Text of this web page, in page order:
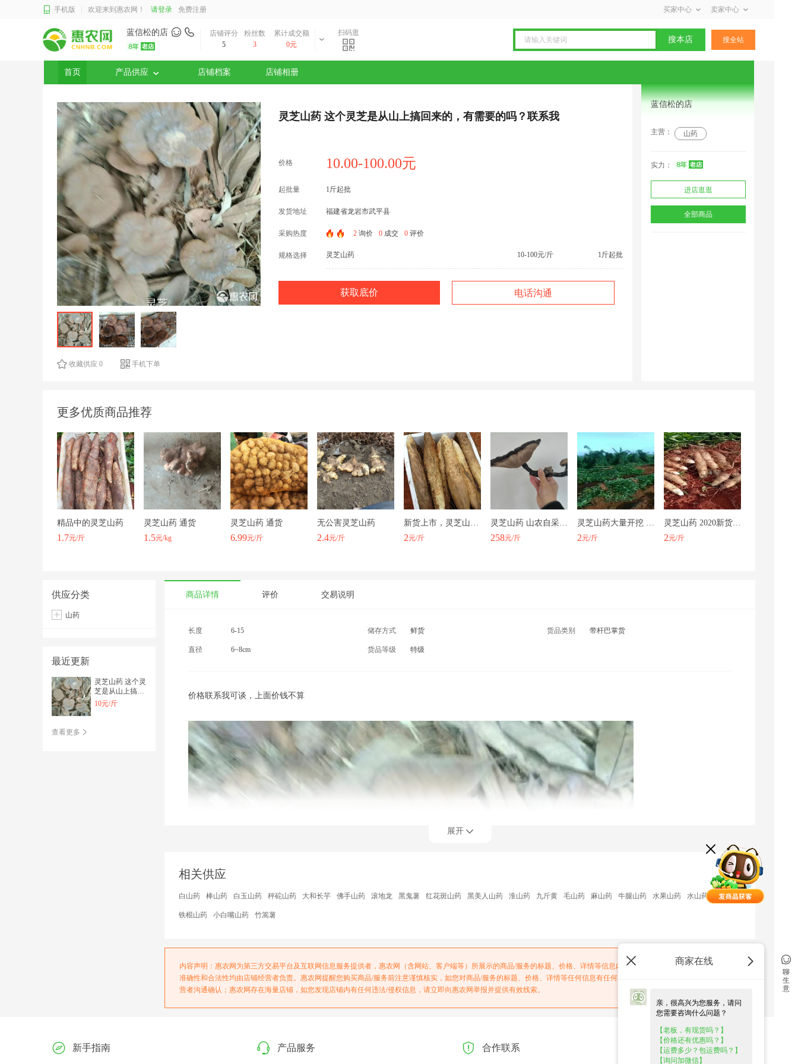
手机版 欢迎来到惠农网！ 请登录 免费注册 买家中心 卖家中心
蓝信松的店
店铺评分
5
粉丝数
3
累计成交额
0元
扫码逛
搜本店 搜全站
首页 产品供应 店铺档案 店铺相册
收藏供应 0 手机下单
灵芝山药 这个灵芝是从山上搞回来的，有需要的吗？联系我
价格 10.00-100.00元
起批量 1斤起批
发货地址 福建省龙岩市武平县
采购热度 2 询价 0 成交 0 评价
规格选择 灵芝山药 10-100元/斤 1斤起批
获取底价 电话沟通
商家在线
亲，很高兴为您服务，请问
您需要咨询什么问题？
【老板，有现货吗？】
【价格还有优惠吗？】
【运费多少？包运费吗？】
【询问加微信】
蓝信松的店
主营： 山药
实力：
进店逛逛
全部商品
更多优质商品推荐
精品中的灵芝山药
1.7元/斤
灵芝山药 通货
1.5元/kg
灵芝山药 通货
6.99元/斤
无公害灵芝山药
2.4元/斤
新货上市，灵芝山药需要的联系
2元/斤
灵芝山药 山农自采深山灵芝
258元/斤
灵芝山药大量开挖 需要的联系
2元/斤
灵芝山药 2020新货也出土 欢迎订购
2元/斤
供应分类
山药
最近更新
灵芝山药 这个灵
芝是从山上搞回
来的，有需要的
10元/斤
查看更多
商品详情 评价 交易说明
长度 6-15 储存方式 鲜货 货品类别 带杆巴掌货
直径 6~8cm 货品等级 特级
价格联系我可谈，上面价钱不算
展开
相关供应
白山药 棒山药 白玉山药 秤砣山药 大和长芋 佛手山药 滚地龙 黑鬼薯 红花斑山药 黑美人山药 淮山药 九斤黄 毛山药 麻山药 牛腿山药 水果山药 水山药
铁棍山药 小白嘴山药 竹篙薯
内容声明：惠农网为第三方交易平台及互联网信息服务提供者，惠农网（含网站、客户端等）所展示的商品/服务的标题、价格、详情等信息内容系由店铺经营者发布，其真实性、
准确性和合法性均由店铺经营者负责。惠农网提醒您购买商品/服务前注意谨慎核实，如您对商品/服务的标题、价格、详情等任何信息有任何疑问的，请在购买前通过电话与店铺经
营者沟通确认；惠农网存在海量店铺，如您发现店铺内有任何违法/侵权信息，请立即向惠农网举报并提供有效线索。
新手指南 产品服务 合作联系 关于惠农
聊
生
意